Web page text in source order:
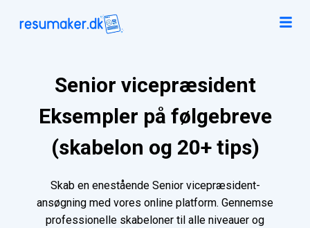
Senior vicepræsident
Eksempler på følgebreve
(skabelon og 20+ tips)
Skab en enestående Senior vicepræsident-
ansøgning med vores online platform. Gennemse
professionelle skabeloner til alle niveauer og